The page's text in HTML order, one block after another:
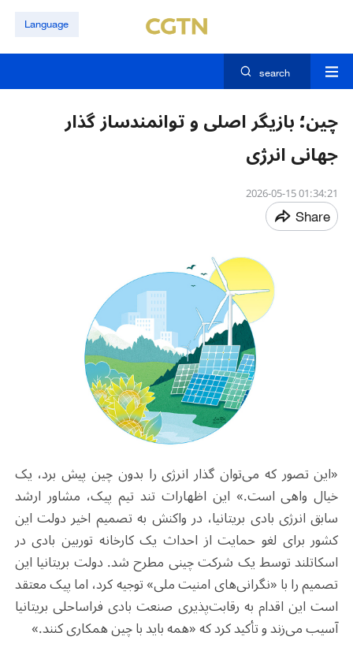
Language
search
چین؛ بازیگر اصلی و توانمندساز گذار
جهانی انرژی
01:34:21 2026-05-15
Share
«این تصور که می‌توان گذار انرژی را بدون چین پیش برد، یک
خیال واهی است.» این اظهارات تند تیم پیک، مشاور ارشد
سابق انرژی بادی بریتانیا، در واکنش به تصمیم اخیر دولت این
کشور برای لغو حمایت از احداث یک کارخانه توربین بادی در
اسکاتلند توسط یک شرکت چینی مطرح شد. دولت بریتانیا این
تصمیم را با «نگرانی‌های امنیت ملی» توجیه کرد، اما پیک معتقد
است این اقدام به رقابت‌پذیری صنعت بادی فراساحلی بریتانیا
آسیب می‌زند و تأکید کرد که «همه باید با چین همکاری کنند.»